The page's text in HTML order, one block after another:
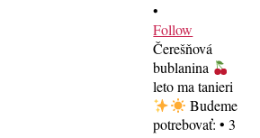
•
Follow
Čerešňová
bublanina
leto ma tanieri
Budeme
potrebovať: • 3